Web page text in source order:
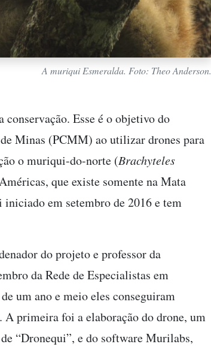
A muriqui Esmeralda. Foto: Theo Anderson.
Esse é o objetivo do
Minas (PCMM) ao utilizar drones para
o muriqui-do-norte (Brachyteles
que existe somente na Mata
em setembro de 2016 e tem
do projeto e professor da
da Rede de Especialistas em
um ano e meio eles conseguiram
A primeira foi a elaboração do drone, um
“Dronequi”, e do software Murilabs,